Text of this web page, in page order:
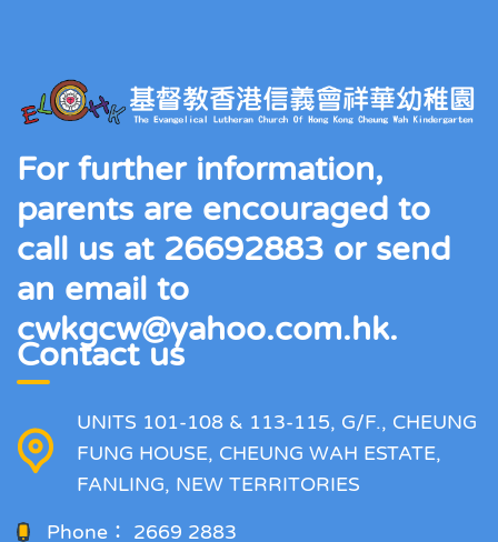
For further information,
parents are encouraged to
call us at 26692883 or send
an email to
cwkgcw@yahoo.com.hk.
Contact us
UNITS 101-108 & 113-115, G/F., CHEUNG
FUNG HOUSE, CHEUNG WAH ESTATE,
FANLING, NEW TERRITORIES
Phone： 2669 2883